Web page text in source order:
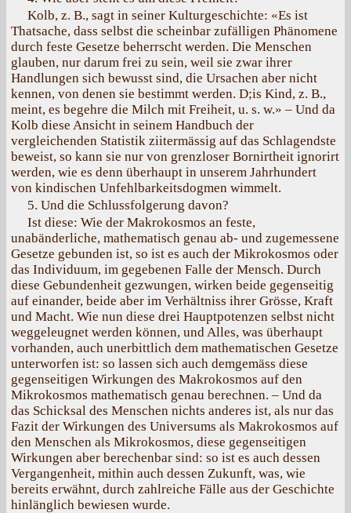
Kolb, z. В., sagt in seiner Kulturgeschichte: «Es ist
Thatsache, dass selbst die scheinbar zufälligen Phänomene
durch feste Gesetze beherrscht werden. Die Menschen
glauben, nur darum frei zu sein, weil sie zwar ihrer
Handlungen sich bewusst sind, die Ursachen aber nicht
kennen, von denen sie bestimmt werden. D;is Kind, z. В.,
meint, es begehre die Milch mit Freiheit, u. s. w.» – Und da
Kolb diese Ansicht in seinem Handbuch der
vergleichenden Statistik ziitermässig auf das Schlagendste
beweist, so kann sie nur von grenzloser Bornirtheit ignorirt
werden, wie es denn überhaupt in unserem Jahrhundert
von kindischen Unfehlbarkeitsdogmen wimmelt.
5. Und die Schlussfolgerung davon?
Ist diese: Wie der Makrokosmos an feste,
unabänderliche, mathematisch genau ab- und zugemessene
Gesetze gebunden ist, so ist es auch der Mikrokosmos oder
das Individuum, im gegebenen Falle der Mensch. Durch
diese Gebundenheit gezwungen, wirken beide gegenseitig
auf einander, beide aber im Verhältniss ihrer Grösse, Kraft
und Macht. Wie nun diese drei Hauptpotenzen selbst nicht
weggeleugnet werden können, und Alles, was überhaupt
vorhanden, auch unerbittlich dem mathematischen Gesetze
unterworfen ist: so lassen sich auch demgemäss diese
gegenseitigen Wirkungen des Makrokosmos auf den
Mikrokosmos mathematisch genau berechnen. – Und da
das Schicksal des Menschen nichts anderes ist, als nur das
Fazit der Wirkungen des Universums als Makrokosmos auf
den Menschen als Mikrokosmos, diese gegenseitigen
Wirkungen aber berechenbar sind: so ist es auch dessen
Vergangenheit, mithin auch dessen Zukunft, was, wie
bereits erwähnt, durch zahlreiche Fälle aus der Geschichte
hinlänglich bewiesen wurde.